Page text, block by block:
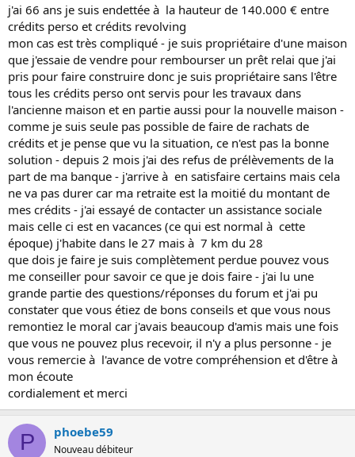
j'ai 66 ans je suis endettée à la hauteur de 140.000 € entre
crédits perso et crédits revolving
mon cas est très compliqué - je suis propriétaire d'une maison
que j'essaie de vendre pour rembourser un prêt relai que j'ai
pris pour faire construire donc je suis propriétaire sans l'être
tous les crédits perso ont servis pour les travaux dans
l'ancienne maison et en partie aussi pour la nouvelle maison -
comme je suis seule pas possible de faire de rachats de
crédits et je pense que vu la situation, ce n'est pas la bonne
solution - depuis 2 mois j'ai des refus de prélèvements de la
part de ma banque - j'arrive à en satisfaire certains mais cela
ne va pas durer car ma retraite est la moitié du montant de
mes crédits - j'ai essayé de contacter un assistance sociale
mais celle ci est en vacances (ce qui est normal à cette
époque) j'habite dans le 27 mais à 7 km du 28
que dois je faire je suis complètement perdue pouvez vous
me conseiller pour savoir ce que je dois faire - j'ai lu une
grande partie des questions/réponses du forum et j'ai pu
constater que vous étiez de bons conseils et que vous nous
remontiez le moral car j'avais beaucoup d'amis mais une fois
que vous ne pouvez plus recevoir, il n'y a plus personne - je
vous remercie à l'avance de votre compréhension et d'être à
mon écoute
cordialement et merci
P phoebe59
Nouveau débiteur